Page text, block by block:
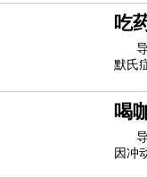
每餐
过饱
现
吃
默氏
就是
人捐
管
喝
因冲